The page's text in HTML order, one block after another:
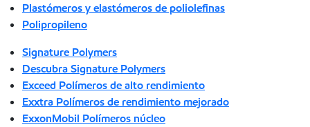
Plastómeros y elastómeros de poliolefinas
Polipropileno
Signature Polymers
Descubra Signature Polymers
Exceed Polímeros de alto rendimiento
Exxtra Polímeros de rendimiento mejorado
ExxonMobil Polímeros núcleo